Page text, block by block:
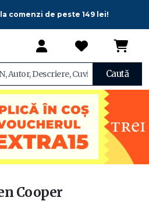
comenzi de peste 149 lei!
Caută
Cooper